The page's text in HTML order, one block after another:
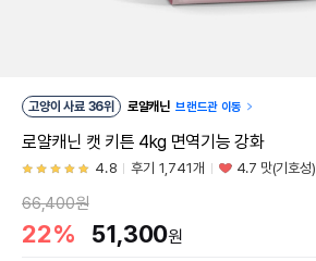
고양이 사료 36위 로얄캐닌 브랜드관 이동
로얄캐닌 캣 키튼 4kg 면역기능 강화
4.8 후기 1,741개 4.7 맛(기호성)
66,400원
22% 51,300원